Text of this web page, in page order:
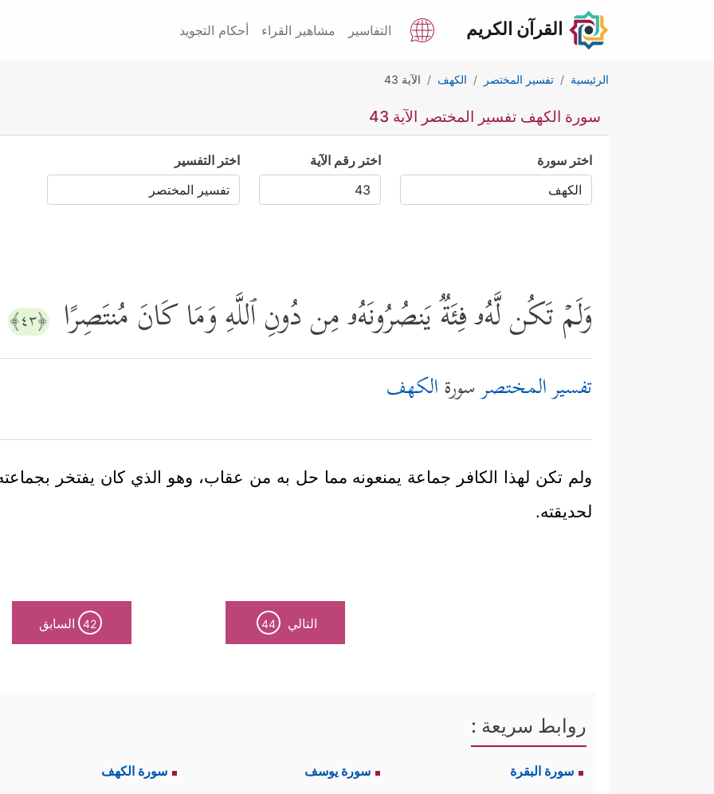
القرآن الكريم التفاسير مشاهير القراء أحكام التجويد
الرئيسية تفسير المختصر الكهف الآية 43
سورة الكهف تفسير المختصر الآية 43
اختر سورة اختر رقم الآية اختر التفسير
وَلَمۡ تَكُن لَّهُۥ فِئَةࣱ یَنصُرُونَهُۥ مِن دُونِ ٱللَّهِ وَمَا كَانَ مُنتَصِرًا ﴿٤٣﴾
تفسير المختصرسورةالكهف
ولم تكن لهذا الكافر جماعة يمنعونه مما حل به من عقاب، وهو الذي كان يفتخر
لحديقته.
التالي 44
42 السابق
روابط سريعة :
سورة البقرة سورة يوسف سورة الكهف